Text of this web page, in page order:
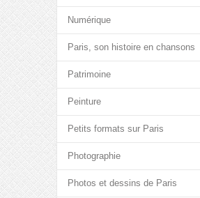
Numérique
Paris, son histoire en chansons
Patrimoine
Peinture
Petits formats sur Paris
Photographie
Photos et dessins de Paris